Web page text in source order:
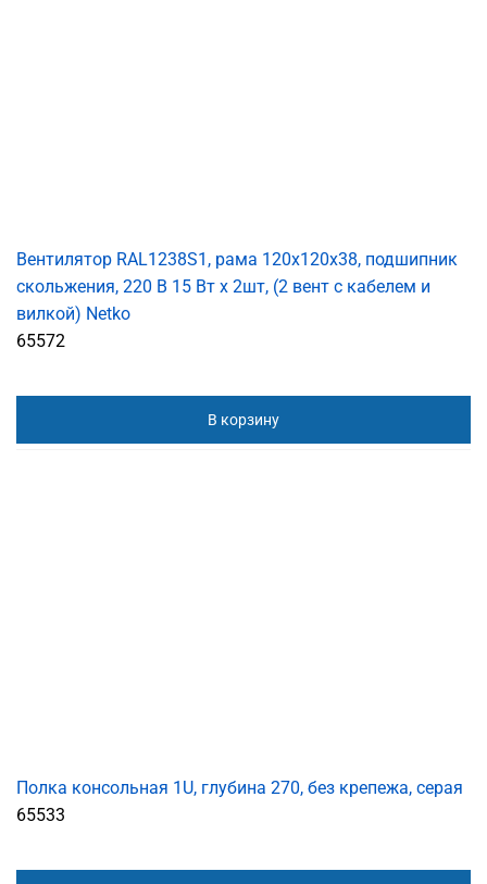
Вентилятор RAL1238S1, рама 120х120х38, подшипник
скольжения, 220 В 15 Вт x 2шт, (2 вент с кабелем и
вилкой) Netko
65572
В корзину
Полка консольная 1U, глубина 270, без крепежа, серая
65533